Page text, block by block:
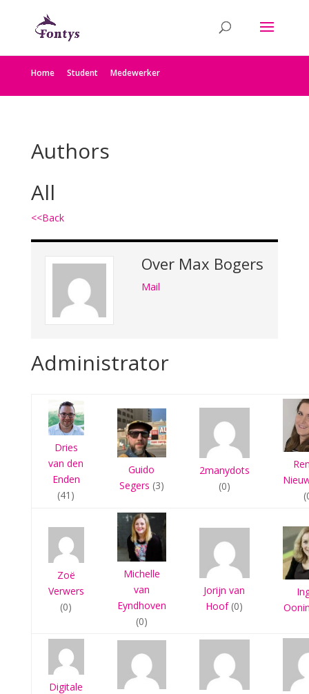
Home Student Medewerker
Authors
All
<<Back
Over Max Bogers
Mail
Administrator
Dries
van den
Enden
(41)
Guido
Segers (3)
2manydots
(0)
Zoë
Verwers
(0)
Michelle
van
Eyndhoven
(0)
Jorijn van
Hoof(0)
Digitale